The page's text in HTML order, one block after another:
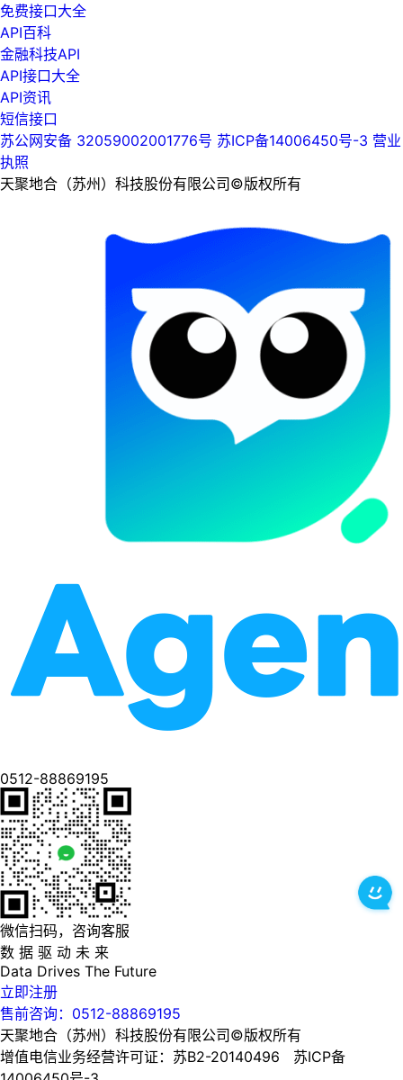
免费接口大全
API百科
金融科技API
API接口大全
API资讯
短信接口
苏公网安备 32059002001776号 苏ICP备14006450号-3 营业
执照
天聚地合（苏州）科技股份有限公司©版权所有
0512-88869195
微信扫码，咨询客服
数 据 驱 动 未 来
Data Drives The Future
立即注册
售前咨询：0512-88869195
天聚地合（苏州）科技股份有限公司©版权所有
增值电信业务经营许可证：苏B2-20140496 苏ICP备